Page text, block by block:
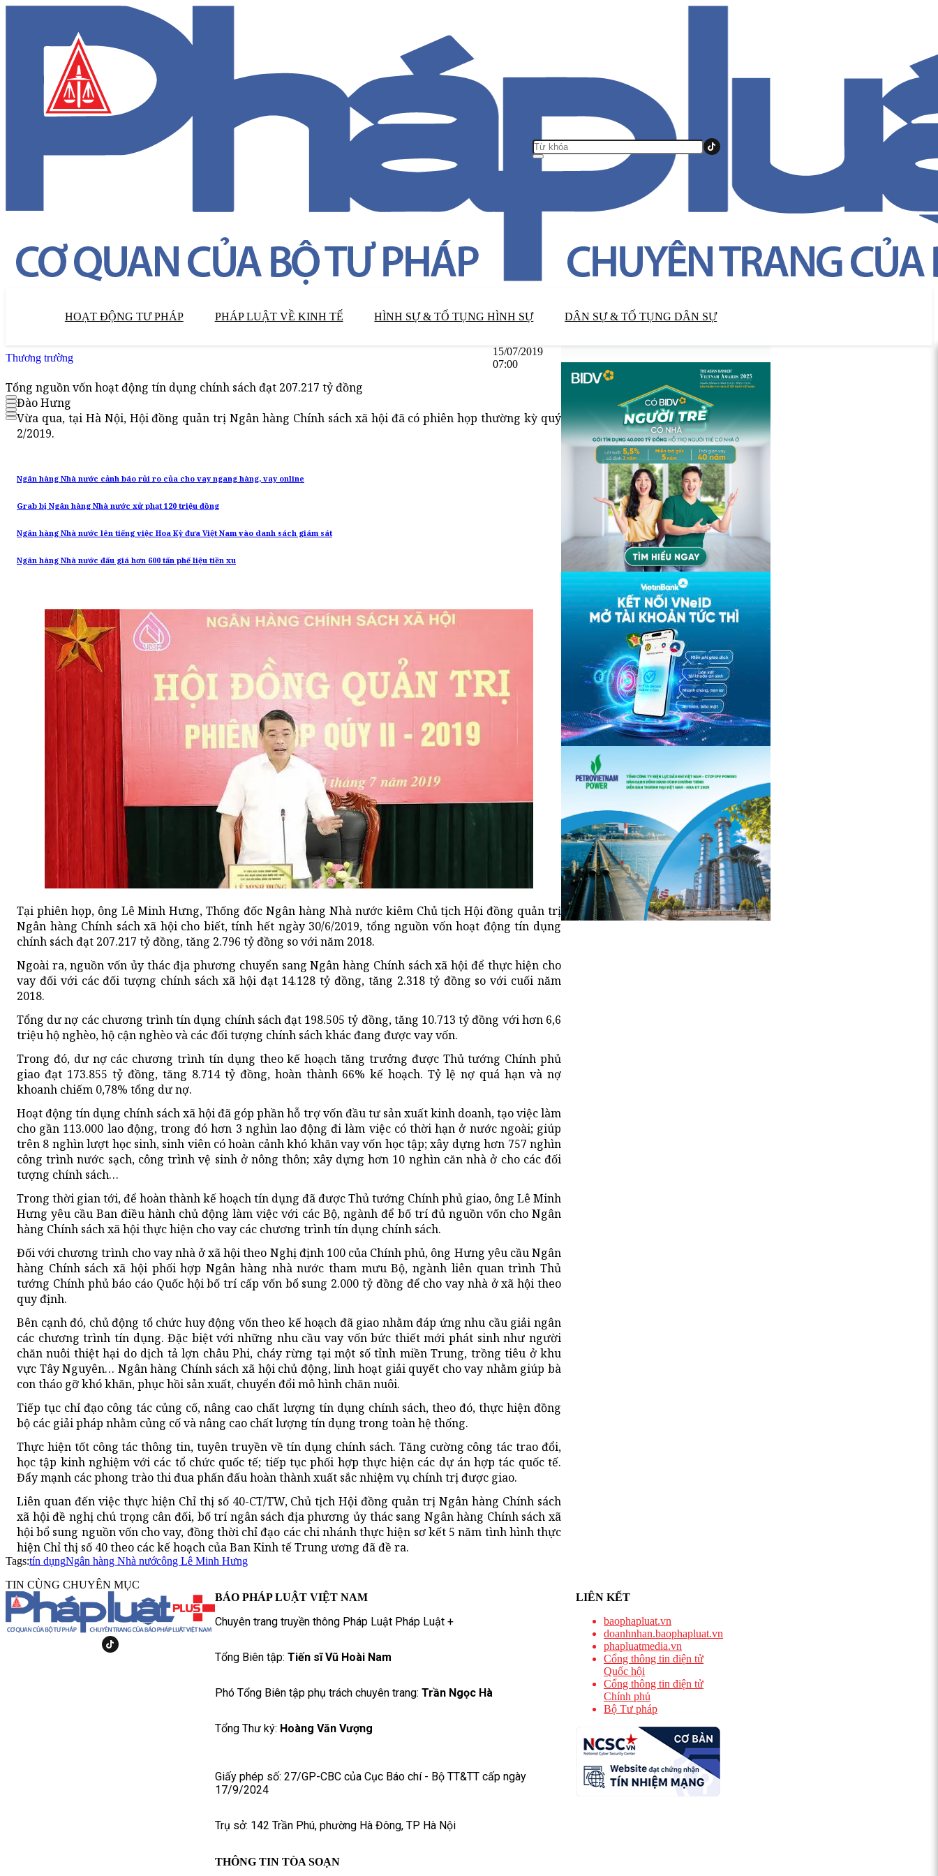
HOẠT ĐỘNG TƯ PHÁP PHÁP LUẬT VỀ KINH TẾ HÌNH SỰ & TỐ TỤNG HÌNH SỰ DÂN SỰ & TỐ TỤNG DÂN SỰ
Thương trường
15/07/2019
07:00
Tổng nguồn vốn hoạt động tín dụng chính sách đạt 207.217 tỷ đồng
Đào Hưng
Vừa qua, tại Hà Nội, Hội đồng quản trị Ngân hàng Chính sách xã hội đã có phiên họp thường kỳ quý
2/2019.
Ngân hàng Nhà nước cảnh báo rủi ro của cho vay ngang hàng, vay online
Grab bị Ngân hàng Nhà nước xử phạt 120 triệu đồng
Ngân hàng Nhà nước lên tiếng việc Hoa Kỳ đưa Việt Nam vào danh sách giám sát
Ngân hàng Nhà nước đấu giá hơn 600 tấn phế liệu tiền xu
Tại phiên họp, ông Lê Minh Hưng, Thống đốc Ngân hàng Nhà nước kiêm Chủ tịch Hội đồng quản trị
Ngân hàng Chính sách xã hội cho biết, tính hết ngày 30/6/2019, tổng nguồn vốn hoạt động tín dụng
chính sách đạt 207.217 tỷ đồng, tăng 2.796 tỷ đồng so với năm 2018.
Ngoài ra, nguồn vốn ủy thác địa phương chuyển sang Ngân hàng Chính sách xã hội để thực hiện cho
vay đối với các đối tượng chính sách xã hội đạt 14.128 tỷ đồng, tăng 2.318 tỷ đồng so với cuối năm
2018.
Tổng dư nợ các chương trình tín dụng chính sách đạt 198.505 tỷ đồng, tăng 10.713 tỷ đồng với hơn 6,6
triệu hộ nghèo, hộ cận nghèo và các đối tượng chính sách khác đang được vay vốn.
Trong đó, dư nợ các chương trình tín dụng theo kế hoạch tăng trưởng được Thủ tướng Chính phủ
giao đạt 173.855 tỷ đồng, tăng 8.714 tỷ đồng, hoàn thành 66% kế hoạch. Tỷ lệ nợ quá hạn và nợ
khoanh chiếm 0,78% tổng dư nợ.
Hoạt động tín dụng chính sách xã hội đã góp phần hỗ trợ vốn đầu tư sản xuất kinh doanh, tạo việc làm
cho gần 113.000 lao động, trong đó hơn 3 nghìn lao động đi làm việc có thời hạn ở nước ngoài; giúp
trên 8 nghìn lượt học sinh, sinh viên có hoàn cảnh khó khăn vay vốn học tập; xây dựng hơn 757 nghìn
công trình nước sạch, công trình vệ sinh ở nông thôn; xây dựng hơn 10 nghìn căn nhà ở cho các đối
tượng chính sách…
Trong thời gian tới, để hoàn thành kế hoạch tín dụng đã được Thủ tướng Chính phủ giao, ông Lê Minh
Hưng yêu cầu Ban điều hành chủ động làm việc với các Bộ, ngành để bố trí đủ nguồn vốn cho Ngân
hàng Chính sách xã hội thực hiện cho vay các chương trình tín dụng chính sách.
Đối với chương trình cho vay nhà ở xã hội theo Nghị định 100 của Chính phủ, ông Hưng yêu cầu Ngân
hàng Chính sách xã hội phối hợp Ngân hàng nhà nước tham mưu Bộ, ngành liên quan trình Thủ
tướng Chính phủ báo cáo Quốc hội bố trí cấp vốn bổ sung 2.000 tỷ đồng để cho vay nhà ở xã hội theo
quy định.
Bên cạnh đó, chủ động tổ chức huy động vốn theo kế hoạch đã giao nhằm đáp ứng nhu cầu giải ngân
các chương trình tín dụng. Đặc biệt với những nhu cầu vay vốn bức thiết mới phát sinh như người
chăn nuôi thiệt hại do dịch tả lợn châu Phi, cháy rừng tại một số tỉnh miền Trung, trồng tiêu ở khu
vực Tây Nguyên… Ngân hàng Chính sách xã hội chủ động, linh hoạt giải quyết cho vay nhằm giúp bà
con tháo gỡ khó khăn, phục hồi sản xuất, chuyển đổi mô hình chăn nuôi.
Tiếp tục chỉ đạo công tác củng cố, nâng cao chất lượng tín dụng chính sách, theo đó, thực hiện đồng
bộ các giải pháp nhằm củng cố và nâng cao chất lượng tín dụng trong toàn hệ thống.
Thực hiện tốt công tác thông tin, tuyên truyền về tín dụng chính sách. Tăng cường công tác trao đổi,
học tập kinh nghiệm với các tổ chức quốc tế; tiếp tục phối hợp thực hiện các dự án hợp tác quốc tế.
Đẩy mạnh các phong trào thi đua phấn đấu hoàn thành xuất sắc nhiệm vụ chính trị được giao.
Liên quan đến việc thực hiện Chỉ thị số 40-CT/TW, Chủ tịch Hội đồng quản trị Ngân hàng Chính sách
xã hội đề nghị chú trọng cân đối, bố trí ngân sách địa phương ủy thác sang Ngân hàng Chính sách xã
hội bổ sung nguồn vốn cho vay, đồng thời chỉ đạo các chi nhánh thực hiện sơ kết 5 năm tình hình thực
hiện Chỉ thị số 40 theo các kế hoạch của Ban Kinh tế Trung ương đã đề ra.
Tags:tín dụngNgân hàng Nhà nướcông Lê Minh Hưng
TIN CÙNG CHUYÊN MỤC
BÁO PHÁP LUẬT VIỆT NAM
Chuyên trang truyền thông Pháp Luật Pháp Luật +
Tổng Biên tập: Tiến sĩ Vũ Hoài Nam
Phó Tổng Biên tập phụ trách chuyên trang: Trần Ngọc Hà
Tổng Thư ký: Hoàng Văn Vượng
Giấy phép số: 27/GP-CBC của Cục Báo chí - Bộ TT&TT cấp ngày
17/9/2024
Trụ sở: 142 Trần Phú, phường Hà Đông, TP Hà Nội
THÔNG TIN TÒA SOẠN
LIÊN KẾT
baophapluat.vn
doanhnhan.baophapluat.vn
phapluatmedia.vn
Cổng thông tin điện tử
Quốc hội
Cổng thông tin điện tử
Chính phủ
Bộ Tư pháp